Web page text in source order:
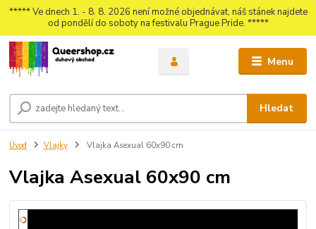
***** Ve dnech 1. - 8. 8. 2026 není možné objednávat, náš stánek najdete
od pondělí do soboty na festivalu Prague Pride. *****
Menu
Hledat
Úvod Vlajky Vlajka Asexual 60x90 cm
Vlajka Asexual 60x90 cm